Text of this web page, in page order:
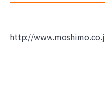
http://